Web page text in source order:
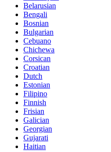
Belarusian
Bengali
Bosnian
Bulgarian
Cebuano
Chichewa
Corsican
Croatian
Dutch
Estonian
Filipino
Finnish
Frisian
Galician
Georgian
Gujarati
Haitian